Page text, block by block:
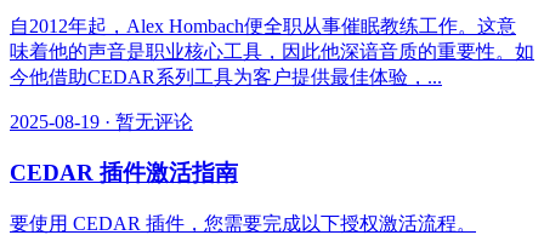
自2012年起，Alex Hombach便全职从事催眠教练工作。这意
味着他的声音是职业核心工具，因此他深谙音质的重要性。如
今他借助CEDAR系列工具为客户提供最佳体验，...
2025-08-19 · 暂无评论
CEDAR 插件激活指南
要使用 CEDAR 插件，您需要完成以下授权激活流程。